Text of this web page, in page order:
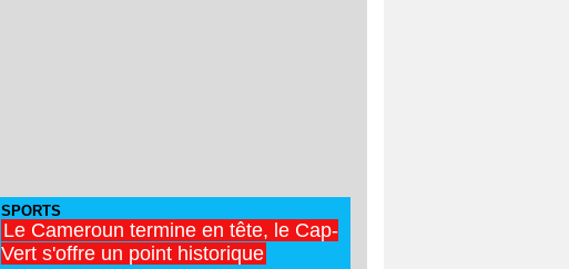
SPORTS
Le Cameroun termine en tête, le Cap-
Vert s'offre un point historique